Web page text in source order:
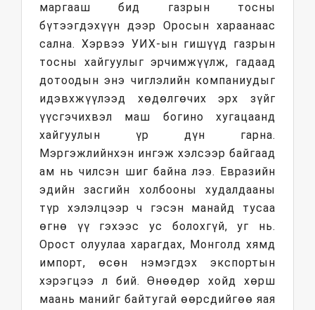
маргааш бид газрын тосны
бүтээгдэхүүн дээр Оросын хараанаас
сална. Хэрвээ УИХ-ын гишүүд газрын
тосны хайгуулыг эрчимжүүлж, гадаад
дотоодын энэ чиглэлийн компаниудыг
идэвхжүүлээд хөдөлгөчих эрх зүйг
үүсгэчихвэл маш богино хугацаанд
хайгуулын үр дүн гарна.
Мэргэжлийнхэн ингэж хэлсээр байгаад
ам нь чилсэн шиг байна лээ. Евразийн
эдийн засгийн холбооны худалдааны
түр хэлэлцээр ч гэсэн манайд тусаа
өгнө үү гэхээс ус болохгүй, уг нь.
Орост олуулаа харагдах, Монголд хямд
импорт, өсөн нэмэгдэх экспортын
хэрэгцээ л бий. Өнөөдөр хойд хөрш
маань манийг байтугай өөрсдийгөө яая